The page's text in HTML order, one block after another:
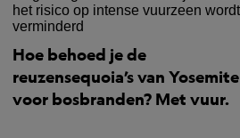
Hoe behoed je de
reuzensequoia’s van Yosemite
voor bosbranden? Met vuur.